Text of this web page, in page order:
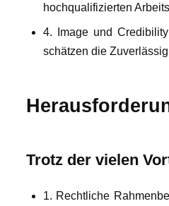
hochqualifizierten
4. Image und
schätzen die
Trotz der vielen
1. Rechtliche